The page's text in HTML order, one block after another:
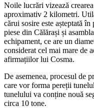
Noile lucrări vizează
aproximativ 2 kilometri.
cărui sosire este așteptată
piese din Călărași și
echipament, ce are un
considerat cel mai mare de
afirmațiilor lui Cosma.
De asemenea, procesul de
care vor forma pereții
tunelului va conține nouă
circa 10 tone.